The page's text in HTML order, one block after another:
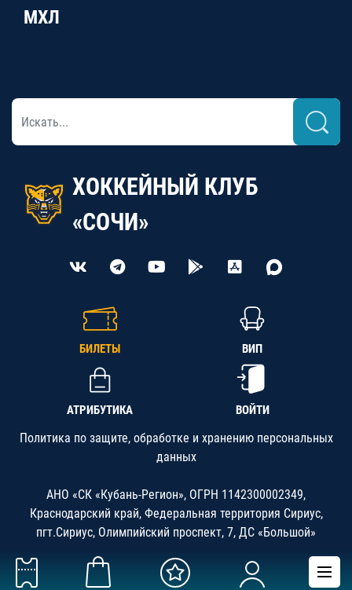
МХЛ
ХОККЕЙНЫЙ КЛУБ
«СОЧИ»
БИЛЕТЫ ВИП
АТРИБУТИКА ВОЙТИ
Политика по защите, обработке и хранению персональных
данных
АНО «СК «Кубань-Регион», ОГРН 1142300002349,
Краснодарский край, Федеральная территория Сириус,
пгт.Сириус, Олимпийский проспект, 7, ДС «Большой»